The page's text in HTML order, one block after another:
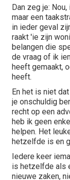
Dan zeg je:
maar een
in ieder geval
raakt 'ie zijn
belangen die
de vraag of ik
heeft gemaakt,
heeft.
En het is niet
je onschuldig
recht op een
heb ik geen
helpen. Het
hetzelfde is en
Iedere keer
is hetzelfde als
nieuwe zaken,